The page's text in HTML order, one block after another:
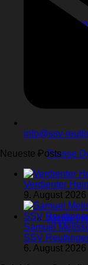
Presse
Archiv |
info@ssv-
Neueste Posts
Verdienter
9. August 2026
Samuel
SSV
6. August 2026